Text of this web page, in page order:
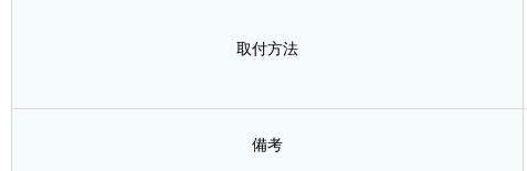
取付方法
備考